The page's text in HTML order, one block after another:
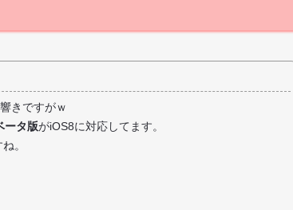
きですがｗ
ータ版がiOS8に対応してます。
。